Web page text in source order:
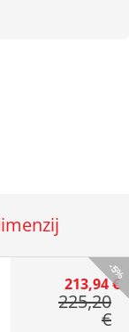
-5%
213,94 €
225,20
€